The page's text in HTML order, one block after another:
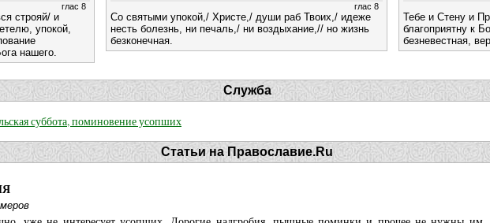
глас 8
строяй/ и
упокой,
нашего.
глас 8
Со святыми упокой,/ Христе,/ души раб Твоих,/ идеже
несть болезнь, ни печаль,/ ни воздыхание,// но жизнь
безконечная.
Тебе и Стену и
благоприятну к
безневестная,
Служба
суббота, поминовение усопших
Статьи на Православие.Ru